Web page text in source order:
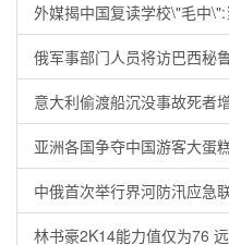
外媒揭中国复读学校\"毛中
俄军事部门人员将访巴西秘
意大利偷渡船沉没事故死者
亚洲各国争夺中国游客大蛋
中俄首次举行界河防汛应急
林书豪2K14能力值仅为76